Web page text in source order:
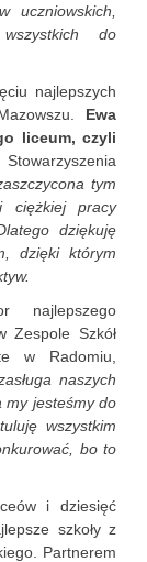
uczniowskich,
do
najlepszych
Ewa
liceum, czyli
tym
ciężkiej pracy
dziękuję
dzięki którym
najlepszego
Zespole Szkół
w Radomiu,
naszych
my jesteśmy do
wszystkim
bo to
i dziesięć
szkoły z
Partnerem